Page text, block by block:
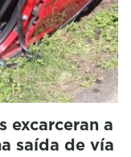
excarceran a
saída de vía